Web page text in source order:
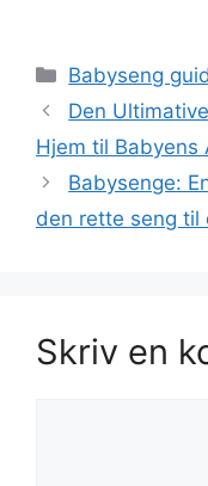
Kategorier
Babyseng
Den
Hjem til Babyens
Babysenge:
den rette seng til
Skriv en